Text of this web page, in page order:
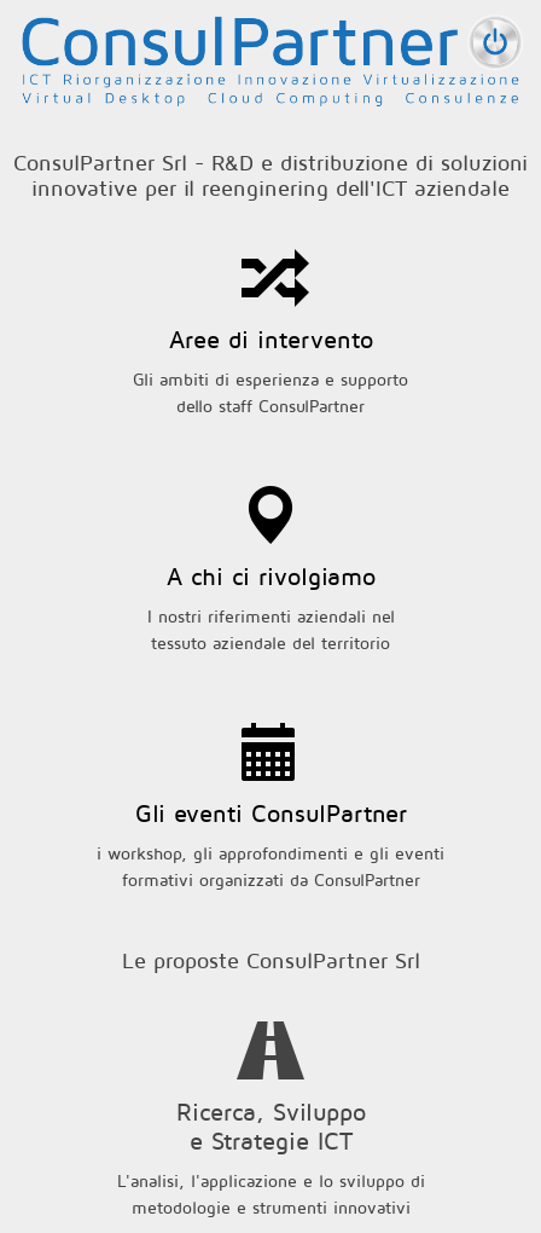
Salta al contenuto principale
ConsulPartner Srl - R&D e distribuzione di soluzioni
innovative per il reenginering dell'ICT aziendale
Aree di intervento
Gli ambiti di esperienza e supporto
dello staff ConsulPartner
A chi ci rivolgiamo
I nostri riferimenti aziendali nel
tessuto aziendale del territorio
Gli eventi ConsulPartner
i workshop, gli approfondimenti e gli eventi
formativi organizzati da ConsulPartner
Le proposte ConsulPartner Srl
Ricerca, Sviluppo
e Strategie ICT
L'analisi, l'applicazione e lo sviluppo di
metodologie e strumenti innovativi